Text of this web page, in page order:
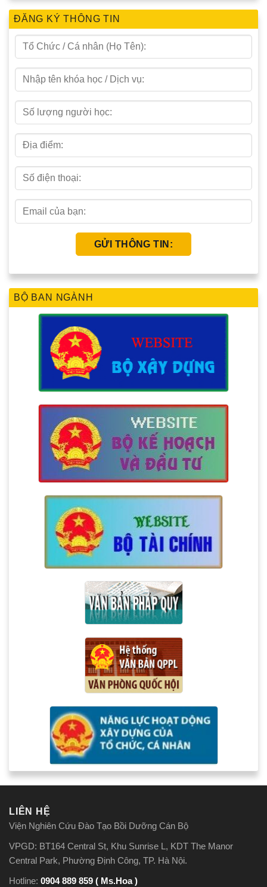
ĐĂNG KÝ THÔNG TIN
BỘ BAN NGÀNH
LIÊN HỆ
Viện Nghiên Cứu Đào Tạo Bồi Dưỡng Cán Bộ
VPGD: BT164 Central St, Khu Sunrise L, KDT The Manor
Central Park, Phường Định Công, TP. Hà Nội.
Hotline: 0904 889 859 ( Ms.Hoa )